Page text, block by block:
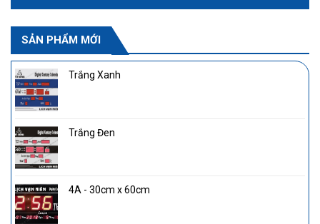
SẢN PHẨM MỚI
Trắng Xanh
Trắng Đen
4A - 30cm x 60cm